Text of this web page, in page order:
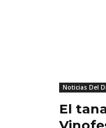
Noticias Del
El